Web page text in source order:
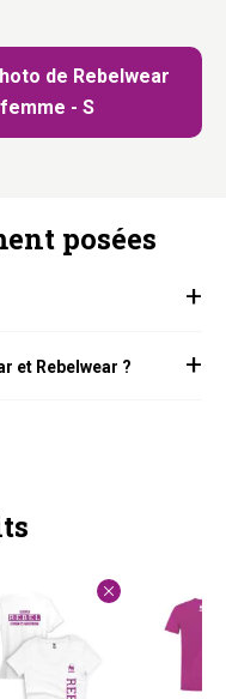
de Rebelwear
- S
posées
et Rebelwear ?